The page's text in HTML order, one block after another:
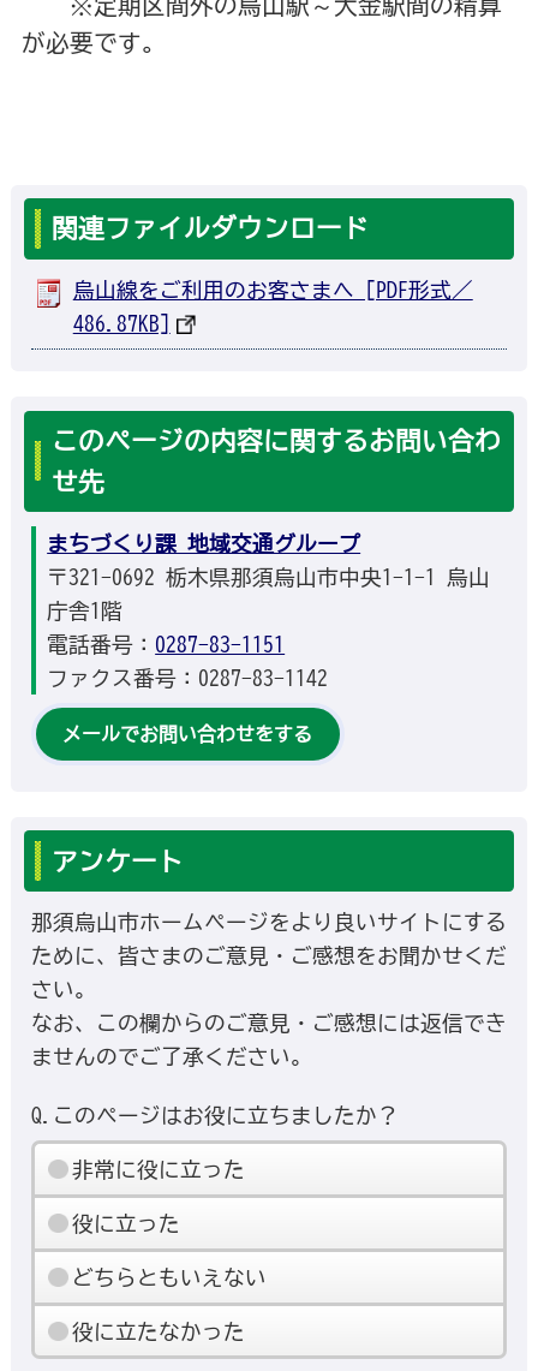
※定期区間外の烏山駅～大金駅間の精算
が必要です。
関連ファイルダウンロード
烏山線をご利用のお客さまへ [PDF形式／
486.87KB]
このページの内容に関するお問い合わ
せ先
まちづくり課 地域交通グループ
〒321-0692 栃木県那須烏山市中央1-1-1 烏山
庁舎1階
電話番号： 0287-83-1151
ファクス番号：0287-83-1142
メールでお問い合わせをする
アンケート
那須烏山市ホームページをより良いサイトにする
ために、皆さまのご意見・ご感想をお聞かせくだ
さい。
なお、この欄からのご意見・ご感想には返信でき
ませんのでご了承ください。
Q.このページはお役に立ちましたか？
非常に役に立った
役に立った
どちらともいえない
役に立たなかった